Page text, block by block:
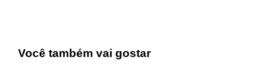
Você também vai gostar